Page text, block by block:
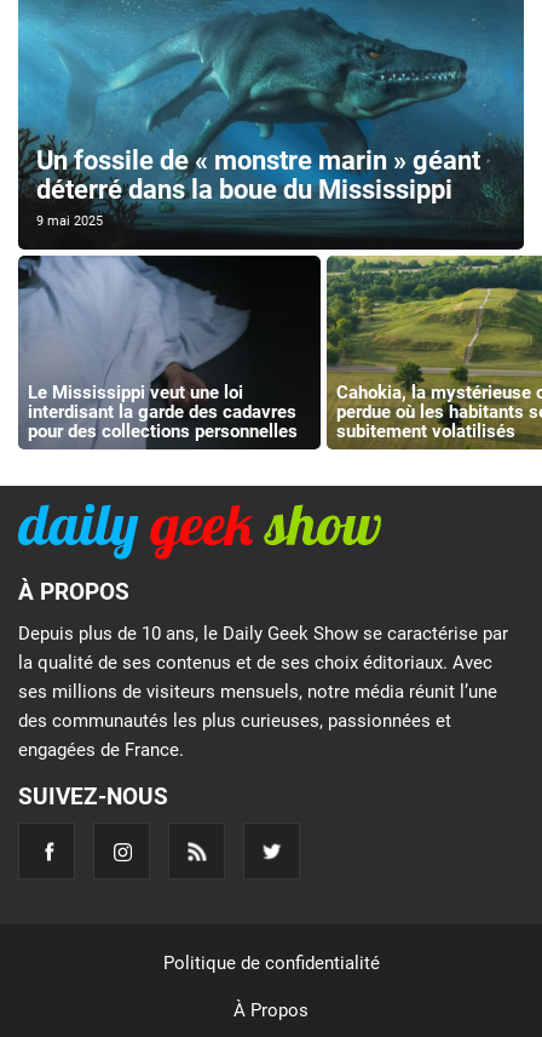
Un fossile de « monstre marin » géant
déterré dans la boue du Mississippi
9 mai 2025
Le Mississippi veut une loi
interdisant la garde des cadavres
pour des collections personnelles
Cahokia, la mystérieuse
perdue où les habitants
subitement volatilisés
À PROPOS
Depuis plus de 10 ans, le Daily Geek Show se caractérise par
la qualité de ses contenus et de ses choix éditoriaux. Avec
ses millions de visiteurs mensuels, notre média réunit l’une
des communautés les plus curieuses, passionnées et
engagées de France.
SUIVEZ-NOUS
Politique de confidentialité
À Propos